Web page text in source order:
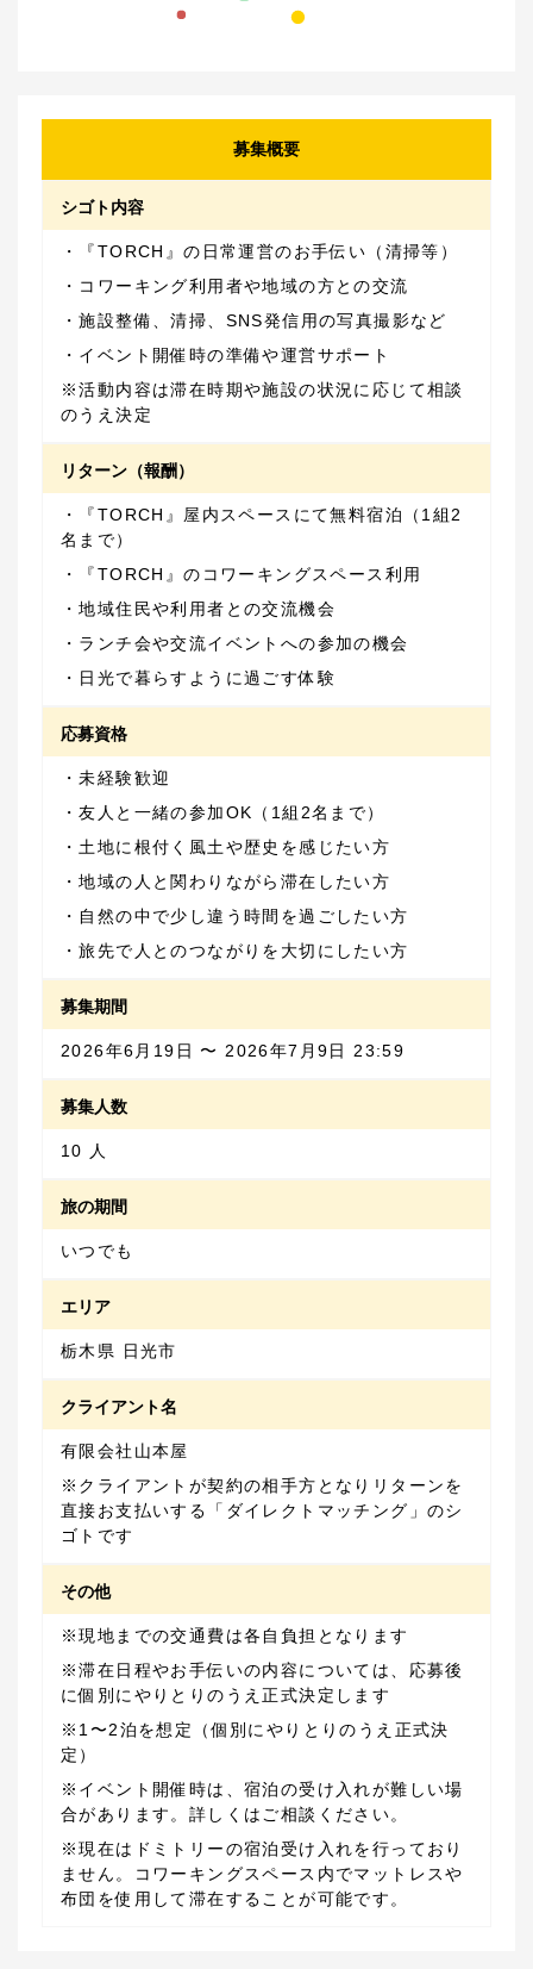
募集概要
シゴト内容
※活動内容は滞在時期や施設の状況に応じて相談
のうえ決定
リターン（報酬）
・『TORCH』屋内スペースにて無料宿泊（1組2
・日光で暮らすように過ごす体験
応募資格
・旅先で人とのつながりを大切にしたい方
募集期間
2026年6月19日 〜 2026年7月9日 23:59
募集人数
10 人
旅の期間
いつでも
エリア
栃木県 日光市
クライアント名
有限会社山本屋
※クライアントが契約の相手方となりリターンを
直接お支払いする「ダイレクトマッチング」のシ
ゴトです
その他
※滞在日程やお手伝いの内容については、応募後
※1〜2泊を想定（個別にやりとりのうえ正式決
※イベント開催時は、宿泊の受け入れが難しい場
※現在はドミトリーの宿泊受け入れを行っており
ません。コワーキングスペース内でマットレスや
布団を使用して滞在することが可能です。